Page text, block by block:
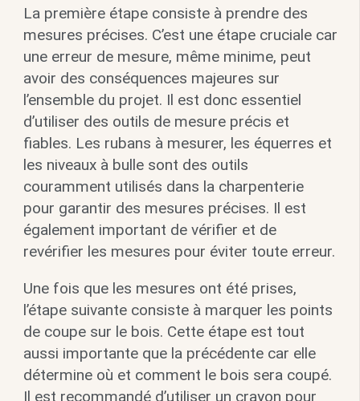
La première étape consiste à prendre des
mesures précises. C’est une étape cruciale car
une erreur de mesure, même minime, peut
avoir des conséquences majeures sur
l’ensemble du projet. Il est donc essentiel
d’utiliser des outils de mesure précis et
fiables. Les rubans à mesurer, les équerres et
les niveaux à bulle sont des outils
couramment utilisés dans la charpenterie
pour garantir des mesures précises. Il est
également important de vérifier et de
revérifier les mesures pour éviter toute erreur.
Une fois que les mesures ont été prises,
l’étape suivante consiste à marquer les points
de coupe sur le bois. Cette étape est tout
aussi importante que la précédente car elle
détermine où et comment le bois sera coupé.
Il est recommandé d’utiliser un crayon pour